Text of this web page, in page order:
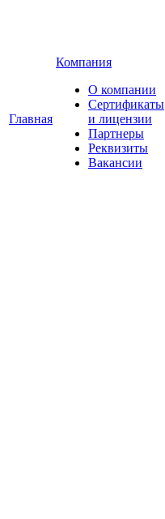
Главная
Компания
О компании
Сертификаты
и лицензии
Партнеры
Реквизиты
Вакансии